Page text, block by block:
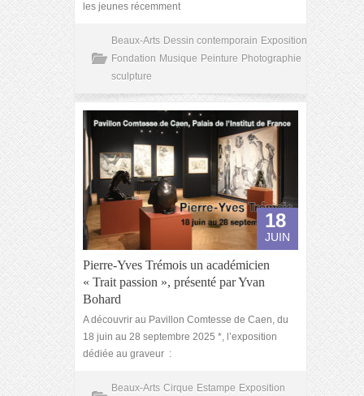
les jeunes récemment
Beaux-Arts Dessin contemporain Exposition
Fondation Musique Peinture Photographie
sculpture
18
JUIN
Pierre-Yves Trémois un académicien
« Trait passion », présenté par Yvan
Bohard
A découvrir au Pavillon Comtesse de Caen, du
18 juin au 28 septembre 2025 *, l’exposition
dédiée au graveur :
Beaux-Arts Cirque Estampe Exposition